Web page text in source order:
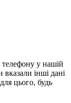
у нашій
інші дані
цього, будь